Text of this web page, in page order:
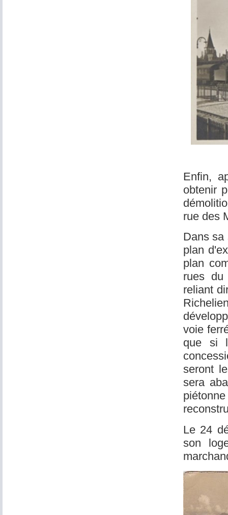
Enfin,
obtenir
rue des
Dans sa
plan
plan
rues du
reliant
voie
que si
seront
sera
Le 24
son